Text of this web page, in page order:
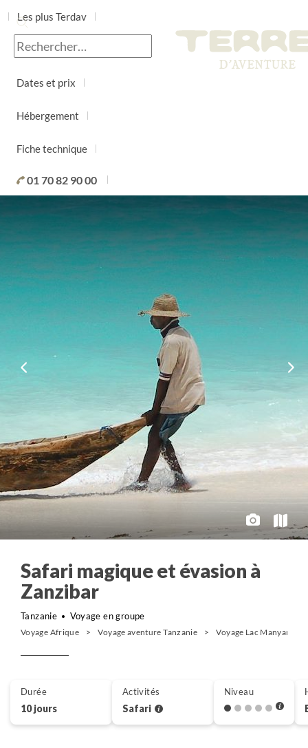
Les plus Terdav
Jour par jour
Dates et prix
Hébergement
Fiche technique
01 70 82 90 00
Safari magique et évasion à
Zanzibar
Tanzanie Voyage en groupe
Voyage Afrique Voyage aventure Tanzanie Voyage Lac Manyara
Durée
10 jours
Activités
Safari
Niveau